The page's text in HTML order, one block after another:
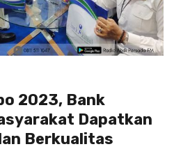
2023, Bank
Dapatkan
Berkualitas